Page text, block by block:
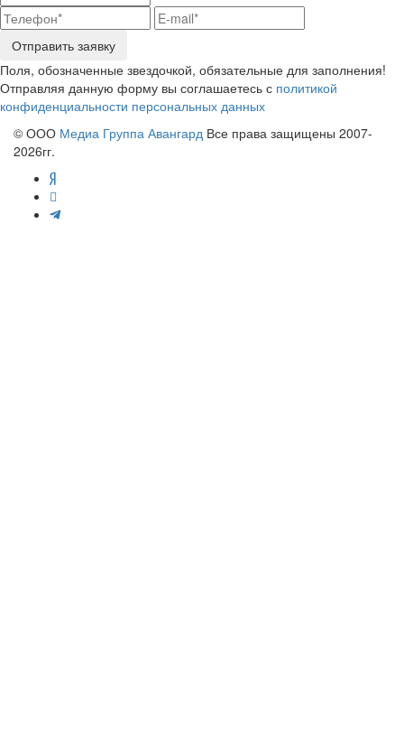
Отправить заявку
Поля, обозначенные звездочкой, обязательные для заполнения!
Отправляя данную форму вы соглашаетесь с политикой
конфиденциальности персональных данных
© ООО Медиа Группа Авангард Все права защищены 2007-
2026гг.